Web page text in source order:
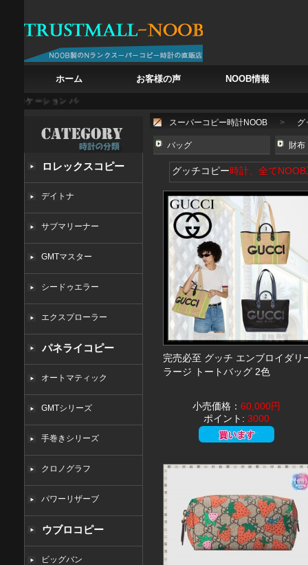
ホーム お客様の声 NOOB情報
ーション パイロット トラベル クロノグラフ 5924G-001
ロレックスコピー
デイトナ
サブマリーナー
GMTマスター
シードゥエラー
エクスプローラー
パネライコピー
オートマティック
GMTシリーズ
手巻きシリーズ
クロノグラフ
パワーリザーブ
ウブロコピー
ビッグバン
スーパーコピー時計NOOB > グ
バッグ 財布
グッチコピー時計、全て
完売必至 グッチ エンブロイダリ
ラージ トートバッグ 2色
小売価格： 60,000円
ポイント: 3000